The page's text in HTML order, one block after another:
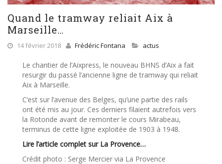
Quand le tramway reliait Aix à
Marseille…
14 février 2018 Frédéric Fontana actus
Le chantier de l’Aixpress, le nouveau BHNS d’Aix a fait
resurgir du passé l’ancienne ligne de tramway qui reliait
Aix à Marseille.
C’est sur l’avenue des Belges, qu’une partie des rails
ont été mis au jour. Ces derniers filaient autrefois vers
la Rotonde avant de remonter le cours Mirabeau,
terminus de cette ligne exploitée de 1903 à 1948.
Lire l’article complet sur La Provence…
Crédit photo : Serge Mercier via La Provence